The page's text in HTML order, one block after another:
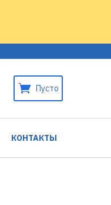
Пусто
КОНТАКТЫ